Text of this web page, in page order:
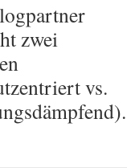
zwei
vs.